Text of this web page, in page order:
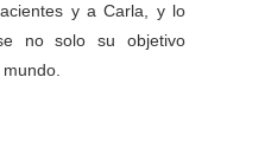
y a Carla, y lo
no solo su objetivo